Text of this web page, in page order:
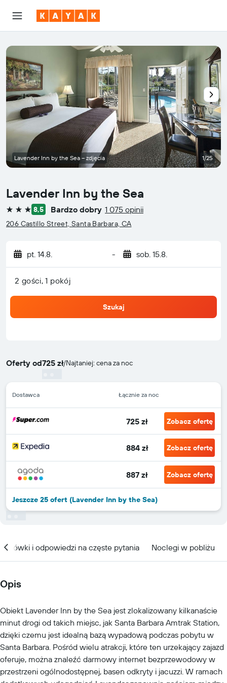
Lavender Inn by the Sea
3 gwiazdki
8,5 Bardzo dobry 1 075 opinii
206 Castillo Street, Santa Barbara, CA
pt. 14.8. - sob. 15.8.
2 gości, 1 pokój
Szukaj
Oferty od725 zł/Najtaniej: cena za noc
Dostawca Łącznie za noc
725 zł Zobacz ofertę
884 zł Zobacz ofertę
887 zł Zobacz ofertę
Jeszcze 25 ofert (Lavender Inn by the Sea)
Lavender Inn by the Sea – zdjęcia 1/25
i odpowiedzi na częste pytania Noclegi w pobliżu
Opis
Obiekt Lavender Inn by the Sea jest zlokalizowany kilkanaście
minut drogi od takich miejsc, jak Santa Barbara Amtrak Station,
dzięki czemu jest idealną bazą wypadową podczas pobytu w
Santa Barbara. Pośród wielu atrakcji, które ten urzekający zajazd
oferuje, można znaleźć darmowy internet bezprzewodowy w
przestrzeni ogólnodostępnej, basen odkryty i jacuzzi. W ramach